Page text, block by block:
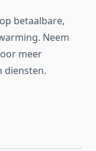
betaalbare,
Neem
meer
diensten.